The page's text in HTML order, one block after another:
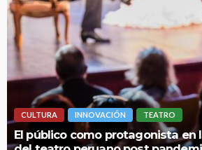
en la revitalización
LIMA
UNMSM: